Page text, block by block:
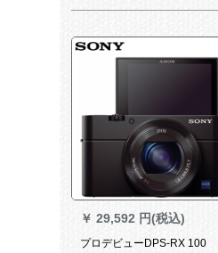
24 m-64 m蔡司レセンセンセ
￥ 29,592 円(税込)
プロデビューDPS-RX 100